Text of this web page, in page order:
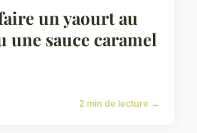
un yaourt au
une sauce caramel
2 min de lecture →